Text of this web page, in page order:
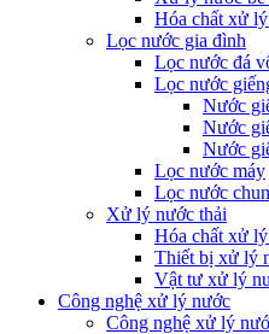
Hóa chất xử
Lọc nước gia đình
Lọc nước đá
Lọc nước
Nước
Nước
Nước
Lọc nước máy
Lọc nước
Xử lý nước thải
Hóa chất xử
Thiết bị xử lý
Vật tư xử lý
Công nghệ xử lý nước
Công nghệ xử lý